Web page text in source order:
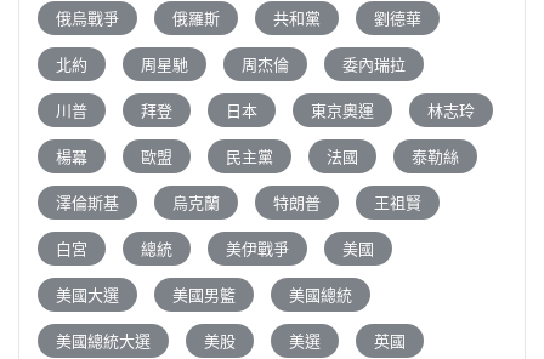
俄烏戰爭 俄羅斯 共和黨 劉德華
北約 周星馳 周杰倫 委內瑞拉
川普 拜登 日本 東京奧運 林志玲
楊冪 歐盟 民主黨 法國 泰勒絲
澤倫斯基 烏克蘭 特朗普 王祖賢
白宮 總統 美伊戰爭 美國
美國大選 美國男籃 美國總統
美國總統大選 美股 美選 英國